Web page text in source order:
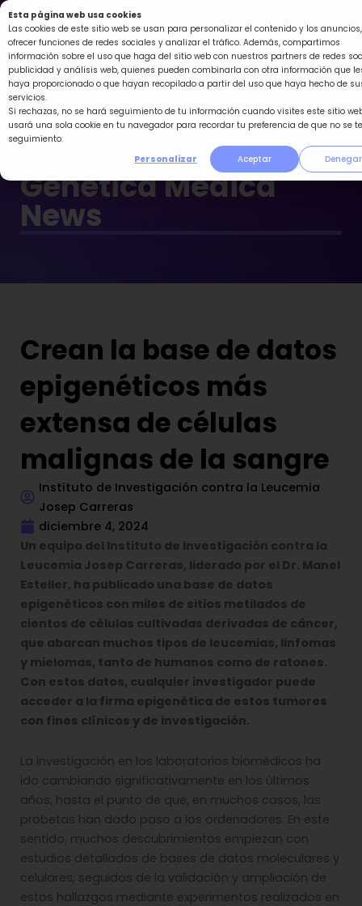
Esta página web usa cookies
Las cookies de este sitio web se usan para personalizar el contenido y los anuncios,
ofrecer funciones de redes sociales y analizar el tráfico. Además, compartimos
información sobre el uso que haga del sitio web con nuestros partners de redes
publicidad y análisis web, quienes pueden combinarla con otra información que
haya proporcionado o que hayan recopilado a partir del uso que haya hecho de
servicios.
Si rechazas, no se hará seguimiento de tu información cuando visites este sitio
usará una sola cookie en tu navegador para recordar tu preferencia de que no se
seguimiento.
Personalizar
Aceptar Denegar
Ir
al
contenido
Genética Médica
News
Crean la base de datos
epigenéticos más
extensa de células
malignas de la sangre
Instituto de Investigación contra la Leucemia
Josep Carreras
diciembre 4, 2024
Un equipo del Instituto de Investigación contra la
Leucemia Josep Carreras, liderado por el Dr. Manel
Esteller, ha publicado una base de datos
epigenéticos con miles de sitios metilados de
cientos de células cultivadas derivadas de cáncer,
que abarcan muchos tipos de leucemias, linfomas
y mielomas, tanto de humanos como de ratones.
Con estos datos, cualquier investigador puede
acceder a la firma epigenética de estos tumores
con fines clínicos y de investigación.
La investigación en los laboratorios biomédicos ha
ido cambiando significativamente en los últimos
años, hasta el punto de que, en muchos casos, las
probetas han dado paso a los ordenadores. En este
sentido, muchos descubrimientos empiezan con
estudios detallados de bases de datos moleculares y
celulares, seguidos de la validación y ampliación de
estos hallazgos mediante experimentos realizados en